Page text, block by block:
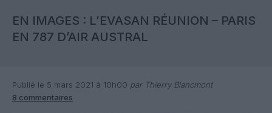
EN IMAGES : L’EVASAN RÉUNION – PARIS
EN 787 D’AIR AUSTRAL
Publié le 5 mars 2021 à 10h00 par Thierry Blancmont
8 commentaires